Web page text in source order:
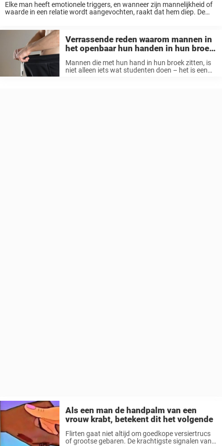
Elke man heeft emotionele triggers, en wanneer zijn mannelijkheid of
waarde in een relatie wordt aangevochten, raakt dat hem diep. De
Verrassende reden waarom mannen in
het openbaar hun handen in hun broek
Mannen die met hun hand in hun broek zitten, is
niet alleen iets wat studenten doen – het is een
Als een man de handpalm van een
vrouw krabt, betekent dit het volgende
Flirten gaat niet altijd om goedkope versiertrucs
of grootse gebaren. De krachtigste signalen van